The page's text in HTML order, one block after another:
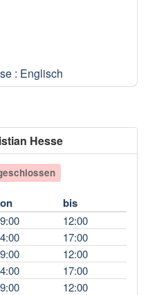
: Englisch
Hesse
bis
12:00
17:00
12:00
17:00
12:00